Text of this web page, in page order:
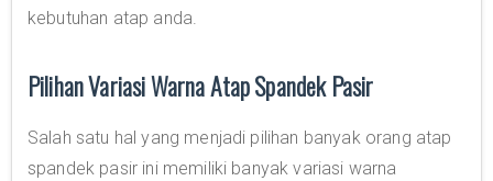
kebutuhan atap anda.
Pilihan Variasi Warna Atap Spandek Pasir
Salah satu hal yang menjadi pilihan banyak orang atap
spandek pasir ini memiliki banyak variasi warna